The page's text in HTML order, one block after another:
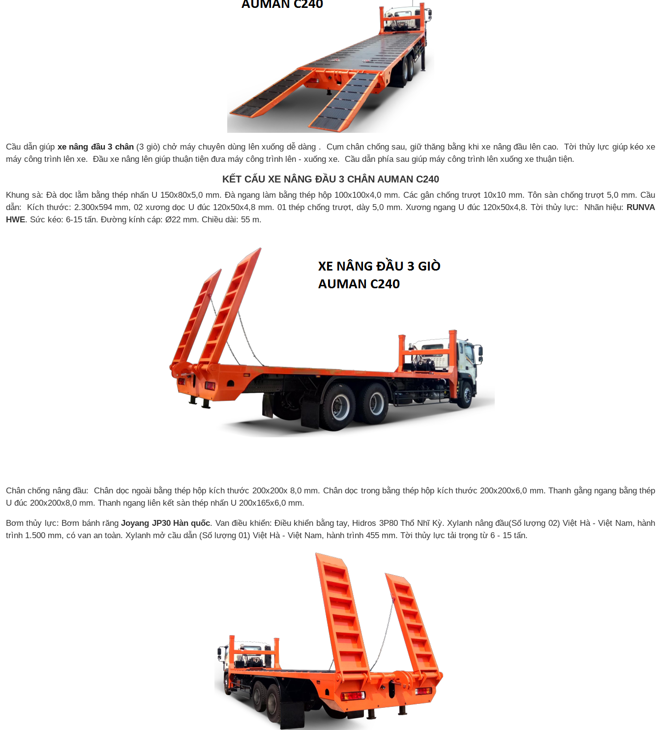
Cầu dẫn giúp xe nâng đầu 3 chân(3 giò) chở máy chuyên dùng lên xuống dễ dàng . Cụm chân chống sau, giữ thăng bằng khi xe nâng đầu lên cao.
Tời thủy lực giúp kéo xe
máy công trình lên xe. Đầu xe nâng lên giúp thuận tiện đưa máy công trình lên - xuống xe. Cầu dẫn phía sau giúp máy công trình lên xuống xe thuận tiện.
KẾT CẤU XE NÂNG ĐẦU 3 CHÂN AUMAN C240
Khung sà: Đà dọc lằm bằng thép nhấn U 150x80x5,0 mm. Đà ngang làm bằng thép hộp 100x100x4,0 mm. Các gân chống trượt 10x10 mm. Tôn sàn chống trượt 5,0 mm. Cầu
dẫn: Kích thước: 2.300x594 mm, 02 xương dọc U đúc 120x50x4,8 mm. 01 thép chống trượt, dày 5,0 mm. Xương ngang U đúc 120x50x4,8. Tời thủy lực: Nhãn hiệu: RUNVA
HWE. Sức kéo: 6-15 tấn. Đường kính cáp: Ø22 mm. Chiều dài: 55 m.
Chân chống nâng đầu: Chân dọc ngoài bằng thép hộp kích thước 200x200x 8,0 mm. Chân dọc trong bằng thép hộp kích thước 200x200x6,0 mm. Thanh gằng ngang bằng thép
U đúc 200x200x8,0 mm. Thanh ngang liên kết sàn thép nhấn U 200x165x6,0 mm.
Bơm thủy lực: Bơm bánh răngJoyang JP30 Hàn quốc. Van điều khiển: Điều khiển bằng tay, Hidros 3P80 Thổ Nhĩ Kỳ. Xylanh nâng đầu(Số lượng 02) Việt Hà - Việt Nam, hành
trình 1.500 mm, có van an toàn. Xylanh mở cầu dẫn (Số lượng 01) Việt Hà - Việt Nam, hành trình 455 mm. Tời thủy lực tải trọng từ 6 - 15 tấn.